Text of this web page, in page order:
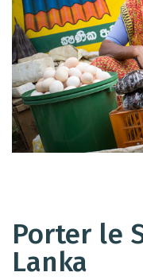
Porter le
Lanka